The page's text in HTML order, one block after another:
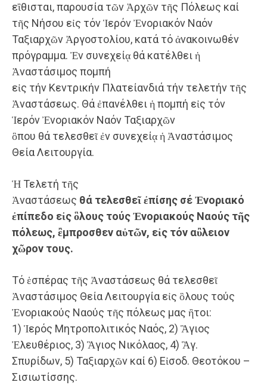
εἲθισται, παρουσία τῶν Ἀρχῶν τῆς Πόλεως καί
τῆς Νήσου εἰς τόν Ἱερόν Ἐνοριακόν Ναόν
Ταξιαρχῶν Ἀργοστολίου, κατά τό ἀνακοινωθέν
πρόγραμμα. Ἐν συνεχείᾳ θά κατέλθει ἡ
Ἀναστάσιμος πομπή
εἰς τήν Κεντρικήν Πλατείανδιά τήν τελετήν τῆς
Ἀναστάσεως. Θά ἐπανέλθει ἡ πομπή εἰς τόν
Ἱερόν Ἐνοριακόν Ναόν Ταξιαρχῶν
ὃπου θά τελεσθεῖ ἐν συνεχείᾳ ἡ Ἀναστάσιμος
Θεία Λειτουργία.
​Ἡ Τελετή τῆς
Ἀναστάσεως θά τελεσθεῖἐπίσης σέ Ἐνοριακό
ἐπίπεδο εἰς ὃλους τούς Ἐνοριακούς Ναούς τῆς
πόλεως, ἒμπροσθεν αὐτῶν, εἰς τόν αὒλειον
χῶρον τους.
​Τό ἑσπέρας τῆς Ἀναστάσεως θά τελεσθεῖ
Ἀναστάσιμος Θεία Λειτουργία εἰς ὃλους τούς
Ἐνοριακούς Ναούς τῆς πόλεως μας ἢτοι:
1) Ἱερός Μητροπολιτικός Ναός, 2) Ἃγιος
Ἐλευθέριος, 3) Ἃγιος Νικόλαος, 4) Ἃγ.
Σπυρίδων, 5) Ταξιαρχῶν καί 6) Eἰσοδ. Θεοτόκου –
Σισιωτίσσης.